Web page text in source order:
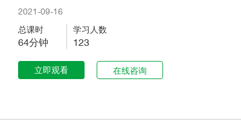
2021-09-16
总课时
64分钟
学习人数
123
立即观看 在线咨询